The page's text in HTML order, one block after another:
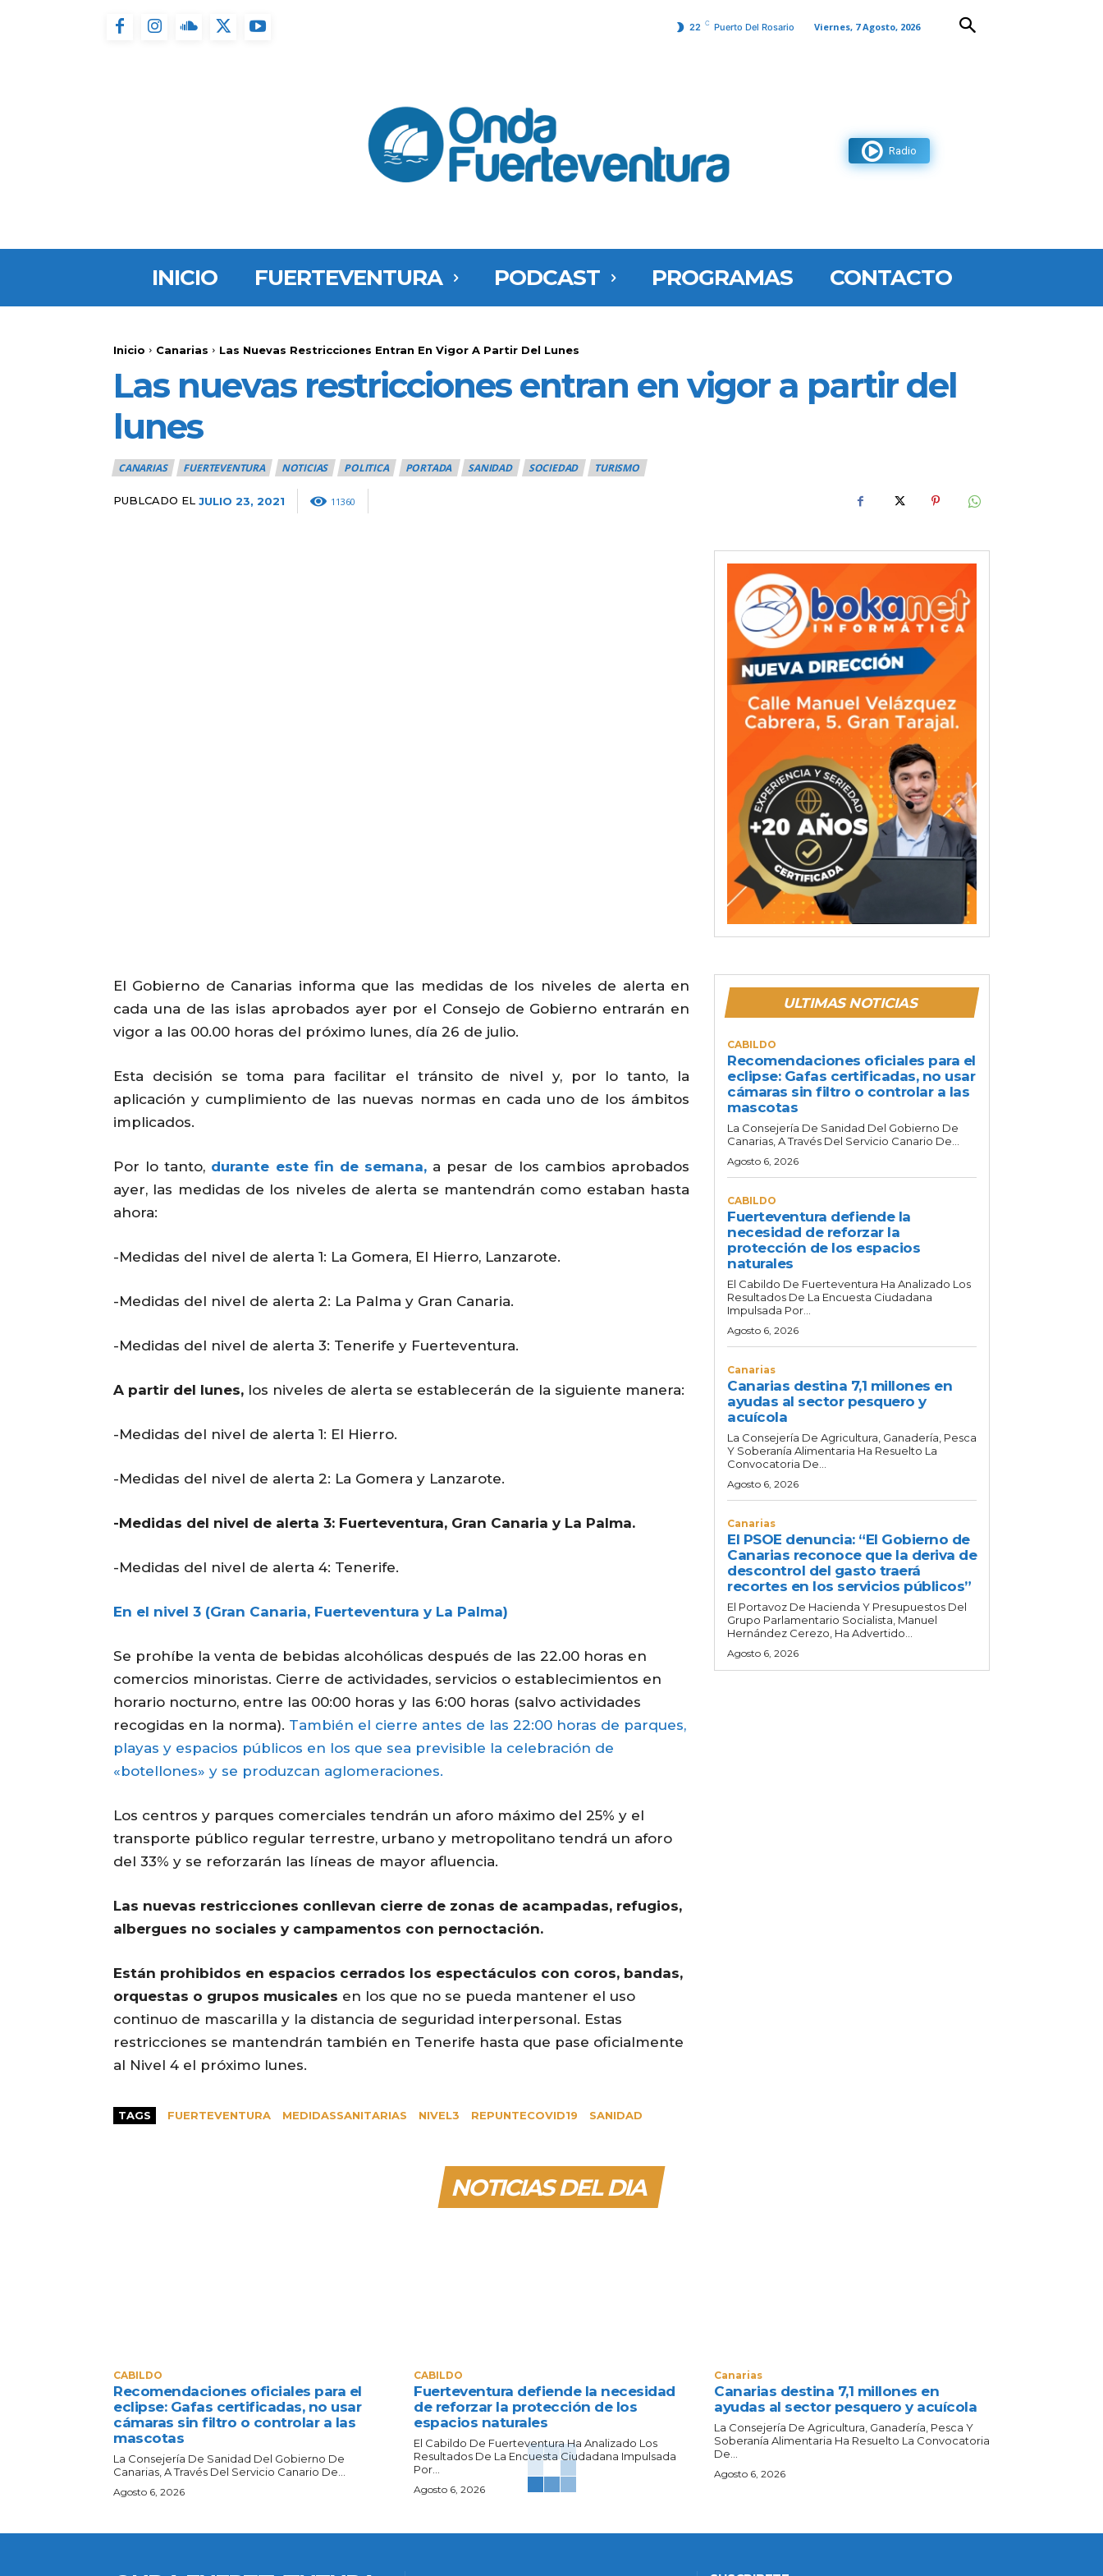
22 C Puerto Del Rosario Viernes, 7 Agosto, 2026
Radio
INICIO FUERTEVENTURA PODCAST PROGRAMAS CONTACTO
Inicio Canarias Las Nuevas Restricciones Entran En Vigor A Partir Del Lunes
Las nuevas restricciones entran en vigor a partir del
lunes
CANARIAS FUERTEVENTURA NOTICIAS POLITICA PORTADA SANIDAD SOCIEDAD TURISMO
PUBLCADO EL JULIO 23, 2021 11360
El Gobierno de Canarias informa que las medidas de los niveles de alerta en
cada una de las islas aprobados ayer por el Consejo de Gobierno entrarán en
vigor a las 00.00 horas del próximo lunes, día 26 de julio.
Esta decisión se toma para facilitar el tránsito de nivel y, por lo tanto, la
aplicación y cumplimiento de las nuevas normas en cada uno de los ámbitos
implicados.
Por lo tanto, durante este fin de semana, a pesar de los cambios aprobados
ayer, las medidas de los niveles de alerta se mantendrán como estaban hasta
ahora:
-Medidas del nivel de alerta 1: La Gomera, El Hierro, Lanzarote.
-Medidas del nivel de alerta 2: La Palma y Gran Canaria.
-Medidas del nivel de alerta 3: Tenerife y Fuerteventura.
A partir del lunes, los niveles de alerta se establecerán de la siguiente manera:
-Medidas del nivel de alerta 1: El Hierro.
-Medidas del nivel de alerta 2: La Gomera y Lanzarote.
-Medidas del nivel de alerta 3: Fuerteventura, Gran Canaria y La Palma.
-Medidas del nivel de alerta 4: Tenerife.
En el nivel 3 (Gran Canaria, Fuerteventura y La Palma)
Se prohíbe la venta de bebidas alcohólicas después de las 22.00 horas en
comercios minoristas. Cierre de actividades, servicios o establecimientos en
horario nocturno, entre las 00:00 horas y las 6:00 horas (salvo actividades
recogidas en la norma). También el cierre antes de las 22:00 horas de parques,
playas y espacios públicos en los que sea previsible la celebración de
«botellones» y se produzcan aglomeraciones.
Los centros y parques comerciales tendrán un aforo máximo del 25% y el
transporte público regular terrestre, urbano y metropolitano tendrá un aforo
del 33% y se reforzarán las líneas de mayor afluencia.
Las nuevas restricciones conllevan cierre de zonas de acampadas, refugios,
albergues no sociales y campamentos con pernoctación.
Están prohibidos en espacios cerrados los espectáculos con coros, bandas,
orquestas o grupos musicales en los que no se pueda mantener el uso
continuo de mascarilla y la distancia de seguridad interpersonal. Estas
restricciones se mantendrán también en Tenerife hasta que pase oficialmente
al Nivel 4 el próximo lunes.
TAGS FUERTEVENTURA MEDIDASSANITARIAS NIVEL3 REPUNTECOVID19 SANIDAD
ULTIMAS NOTICIAS
CABILDO
Recomendaciones oficiales para el
eclipse: Gafas certificadas, no usar
cámaras sin filtro o controlar a las
mascotas
La Consejería De Sanidad Del Gobierno De
Canarias, A Través Del Servicio Canario De...
Agosto 6, 2026
CABILDO
Fuerteventura defiende la
necesidad de reforzar la
protección de los espacios
naturales
El Cabildo De Fuerteventura Ha Analizado Los
Resultados De La Encuesta Ciudadana
Impulsada Por...
Agosto 6, 2026
Canarias
Canarias destina 7,1 millones en
ayudas al sector pesquero y
acuícola
La Consejería De Agricultura, Ganadería, Pesca
Y Soberanía Alimentaria Ha Resuelto La
Convocatoria De...
Agosto 6, 2026
Canarias
El PSOE denuncia: “El Gobierno de
Canarias reconoce que la deriva de
descontrol del gasto traerá
recortes en los servicios públicos”
El Portavoz De Hacienda Y Presupuestos Del
Grupo Parlamentario Socialista, Manuel
Hernández Cerezo, Ha Advertido...
Agosto 6, 2026
NOTICIAS DEL DIA
CABILDO
Recomendaciones oficiales para el
eclipse: Gafas certificadas, no usar
cámaras sin filtro o controlar a las
mascotas
La Consejería De Sanidad Del Gobierno De
Canarias, A Través Del Servicio Canario De...
Agosto 6, 2026
CABILDO
Fuerteventura defiende la necesidad
de reforzar la protección de los
espacios naturales
El Cabildo De Fuerteventura Ha Analizado Los
Resultados De La Encuesta Ciudadana Impulsada
Por...
Agosto 6, 2026
Canarias
Canarias destina 7,1 millones en
ayudas al sector pesquero y acuícola
La Consejería De Agricultura, Ganadería, Pesca Y
Soberanía Alimentaria Ha Resuelto La Convocatoria
De...
Agosto 6, 2026